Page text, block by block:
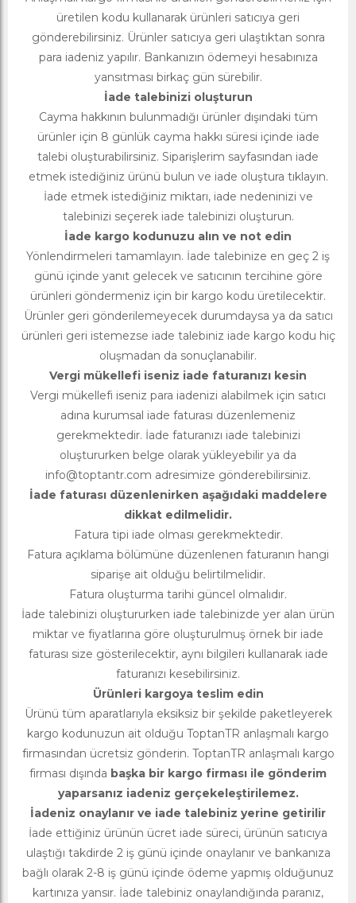
üretilen kodu kullanarak ürünleri satıcıya geri
gönderebilirsiniz. Ürünler satıcıya geri ulaştıktan sonra
para iadeniz yapılır. Bankanızın ödemeyi hesabınıza
yansıtması birkaç gün sürebilir.
İade talebinizi oluşturun
Cayma hakkının bulunmadığı ürünler dışındaki tüm
ürünler için 8 günlük cayma hakkı süresi içinde iade
talebi oluşturabilirsiniz. Siparişlerim sayfasından iade
etmek istediğiniz ürünü bulun ve iade oluştura tıklayın.
İade etmek istediğiniz miktarı, iade nedeninizi ve
talebinizi seçerek iade talebinizi oluşturun.
İade kargo kodunuzu alın ve not edin
Yönlendirmeleri tamamlayın. İade talebinize en geç 2 iş
günü içinde yanıt gelecek ve satıcının tercihine göre
ürünleri göndermeniz için bir kargo kodu üretilecektir.
Ürünler geri gönderilemeyecek durumdaysa ya da satıcı
ürünleri geri istemezse iade talebiniz iade kargo kodu hiç
oluşmadan da sonuçlanabilir.
Vergi mükellefi iseniz iade faturanızı kesin
Vergi mükellefi iseniz para iadenizi alabilmek için satıcı
adına kurumsal iade faturası düzenlemeniz
gerekmektedir. İade faturanızı iade talebinizi
oluştururken belge olarak yükleyebilir ya da
info@toptantr.com adresimize gönderebilirsiniz.
İade faturası düzenlenirken aşağıdaki maddelere
dikkat edilmelidir.
Fatura tipi iade olması gerekmektedir.
Fatura açıklama bölümüne düzenlenen faturanın hangi
siparişe ait olduğu belirtilmelidir.
Fatura oluşturma tarihi güncel olmalıdır.
İade talebinizi oluştururken iade talebinizde yer alan ürün
miktar ve fiyatlarına göre oluşturulmuş örnek bir iade
faturası size gösterilecektir, aynı bilgileri kullanarak iade
faturanızı kesebilirsiniz.
Ürünleri kargoya teslim edin
Ürünü tüm aparatlarıyla eksiksiz bir şekilde paketleyerek
kargo kodunuzun ait olduğu ToptanTR anlaşmalı kargo
firmasından ücretsiz gönderin. ToptanTR anlaşmalı kargo
firması dışında başka bir kargo firması ile gönderim
yaparsanız iadeniz gerçekeleştirilemez.
İadeniz onaylanır ve iade talebiniz yerine getirilir
İade ettiğiniz ürünün ücret iade süreci, ürünün satıcıya
ulaştığı takdirde 2 iş günü içinde onaylanır ve bankanıza
bağlı olarak 2-8 iş günü içinde ödeme yapmış olduğunuz
kartınıza yansır. İade talebiniz onaylandığında paranız,